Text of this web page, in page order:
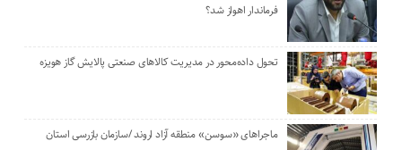
فرماندار اهواز شد؟
تحول داده‌محور در مدیریت کالاهای صنعتی پالایش گاز هویزه
ماجراهای «سوسن» منطقه آزاد اروند /سازمان بازرسی استان